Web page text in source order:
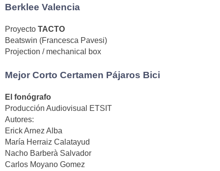
Berklee Valencia
Proyecto TACTO
Beatswin (Francesca Pavesi)
Projection / mechanical box
Mejor Corto Certamen Pájaros Bici
El fonógrafo
Producción Audiovisual ETSIT
Autores:
Erick Arnez Alba
María Herraiz Calatayud
Nacho Barberà Salvador
Carlos Moyano Gomez